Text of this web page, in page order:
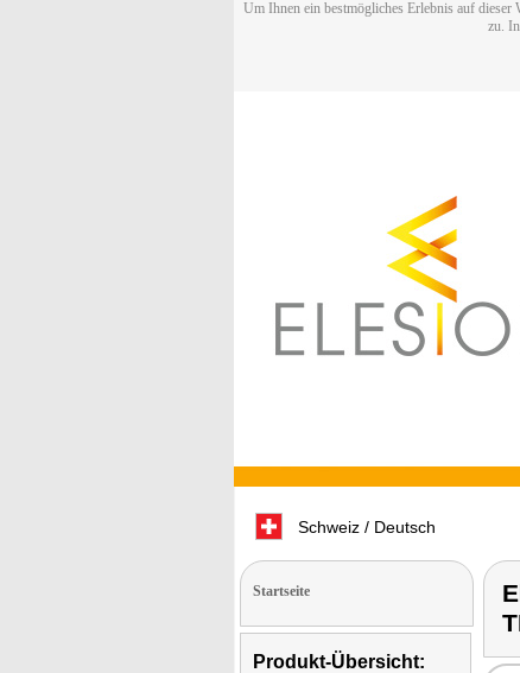
Um Ihnen ein bestmögliches Erlebnis auf
zu.
Schweiz / Deutsch
Startseite
Produkt-Übersicht: